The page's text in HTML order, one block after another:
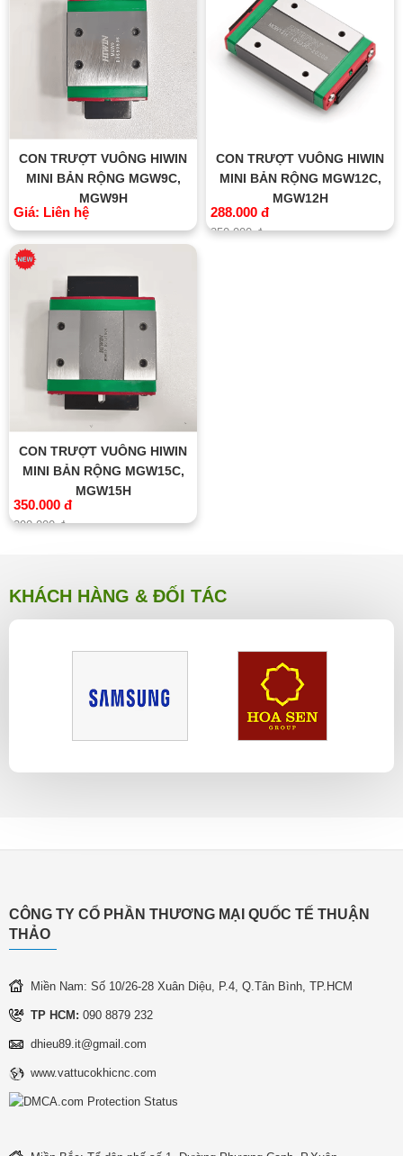
CON TRƯỢT VUÔNG HIWIN
MINI BẢN RỘNG MGW9C,
MGW9H
Giá: Liên hệ
CON TRƯỢT VUÔNG HIWIN
MINI BẢN RỘNG MGW12C,
MGW12H
288.000 đ
350.000 đ
CON TRƯỢT VUÔNG HIWIN
MINI BẢN RỘNG MGW15C,
MGW15H
350.000 đ
390.000 đ
KHÁCH HÀNG & ĐỐI TÁC
CÔNG TY CỔ PHẦN THƯƠNG MẠI QUỐC TẾ THUẬN
THẢO
Miền Nam: Số 10/26-28 Xuân Diệu, P.4, Q.Tân Bình, TP.HCM
TP HCM: 090 8879 232
dhieu89.it@gmail.com
www.vattucokhicnc.com